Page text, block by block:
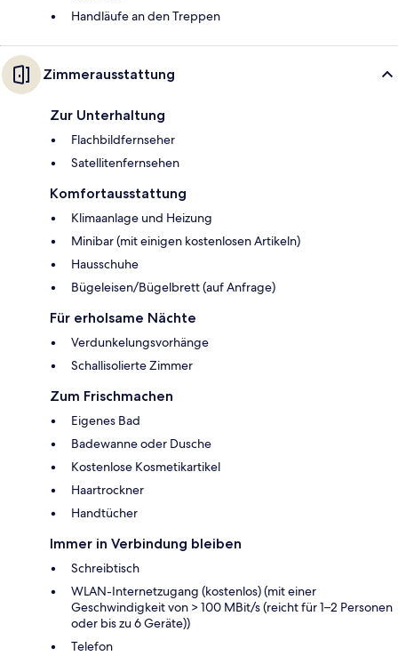
Handläufe an den Treppen
Zimmerausstattung
Zur Unterhaltung
Flachbildfernseher
Satellitenfernsehen
Komfortausstattung
Klimaanlage und Heizung
Minibar (mit einigen kostenlosen Artikeln)
Hausschuhe
Bügeleisen/Bügelbrett (auf Anfrage)
Für erholsame Nächte
Verdunkelungsvorhänge
Schallisolierte Zimmer
Zum Frischmachen
Eigenes Bad
Badewanne oder Dusche
Kostenlose Kosmetikartikel
Haartrockner
Handtücher
Immer in Verbindung bleiben
Schreibtisch
WLAN-Internetzugang (kostenlos) (mit einer
Geschwindigkeit von > 100 MBit/s (reicht für 1–2 Personen
oder bis zu 6 Geräte))
Telefon